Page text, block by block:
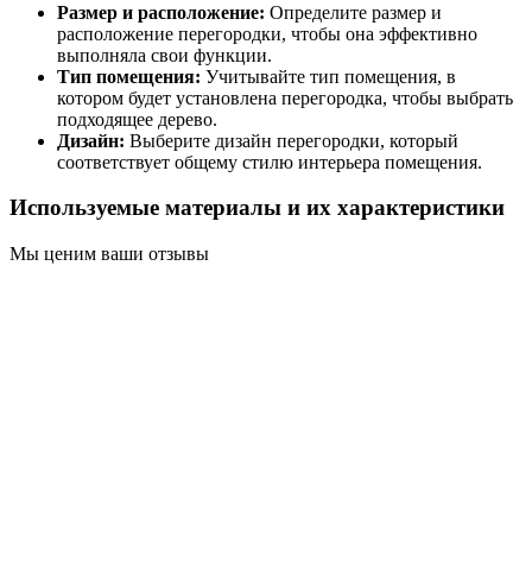
Размер и расположение: Определите размер и
расположение перегородки, чтобы она эффективно
выполняла свои функции.
Тип помещения: Учитывайте тип помещения, в
котором будет установлена перегородка, чтобы выбрать
подходящее дерево.
Дизайн: Выберите дизайн перегородки, который
соответствует общему стилю интерьера помещения.
Используемые материалы и их характеристики
Мы ценим ваши отзывы